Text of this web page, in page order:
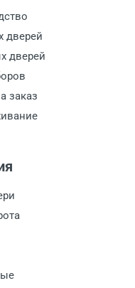
дверей
дверей
заказ